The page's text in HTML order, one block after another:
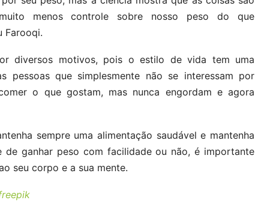
menos controle sobre nosso peso do que
Farooqi.
diversos motivos, pois o estilo de vida tem uma
pessoas que simplesmente não se interessam por
o que gostam, mas nunca engordam e agora
sempre uma alimentação saudável e mantenha
de ganhar peso com facilidade ou não, é importante
seu corpo e a sua mente.